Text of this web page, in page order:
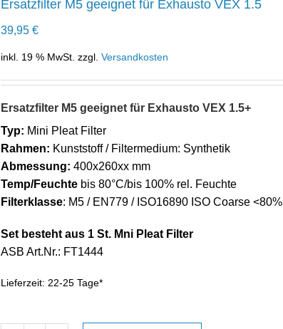
Ersatzfilter M5 geeignet für Exhausto VEX 1.5
39,95 €
inkl. 19 % MwSt. zzgl. Versandkosten
Ersatzfilter M5 geeignet für Exhausto VEX 1.5+
Typ: Mini Pleat Filter
Rahmen: Kunststoff / Filtermedium: Synthetik
Abmessung: 400x260xx mm
Temp/Feuchte bis 80°C/bis 100% rel. Feuchte
Filterklasse: M5 / EN779 / ISO16890 ISO Coarse <80%
Set besteht aus 1 St. Mni Pleat Filter
ASB Art.Nr.: FT1444
Lieferzeit: 22-25 Tage*